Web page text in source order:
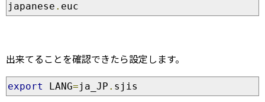
japanese . euc
出来てることを確認できたら設定します。
export LANG=ja_JP . sjis